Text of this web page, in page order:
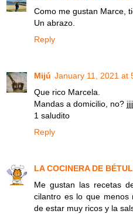
Como me gustan Marce,
Un abrazo.
Reply
Mijú January 11, 2021 at
Que rico Marcela.
Mandas a domicilio, no?
1 saludito
Reply
LA COCINERA DE
Me gustan las recetas
cilantro es lo que menos
de estar muy ricos y la